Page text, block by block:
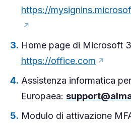
https://
Home page di Microsoft
https://office.com
Assistenza informatica
Europaea:
Modulo di attivazione